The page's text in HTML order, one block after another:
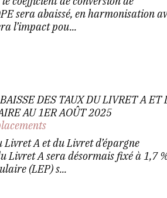
sera abaissé, en harmonisation
l’impact pou...
DES TAUX DU LIVRET A ET
AU 1ER AOÛT 2025
A et du Livret d’épargne
Livret A sera désormais fixé à 1,7
(LEP) s...